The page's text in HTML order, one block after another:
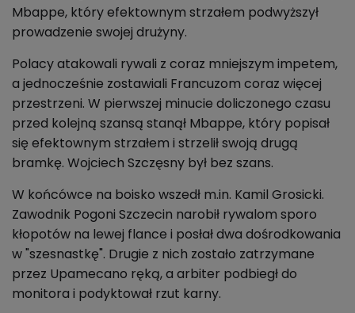
Mbappe, który efektownym strzałem podwyższył
prowadzenie swojej drużyny.
Polacy atakowali rywali z coraz mniejszym impetem,
a jednocześnie zostawiali Francuzom coraz więcej
przestrzeni. W pierwszej minucie doliczonego czasu
przed kolejną szansą stanął Mbappe, który popisał
się efektownym strzałem i strzelił swoją drugą
bramkę. Wojciech Szczęsny był bez szans.
W końcówce na boisko wszedł m.in. Kamil Grosicki.
Zawodnik Pogoni Szczecin narobił rywalom sporo
kłopotów na lewej flance i posłał dwa dośrodkowania
w "szesnastkę". Drugie z nich zostało zatrzymane
przez Upamecano ręką, a arbiter podbiegł do
monitora i podyktował rzut karny.